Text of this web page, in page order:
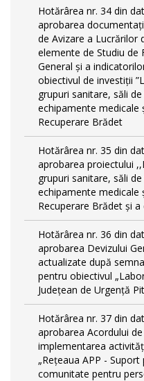
Hotărârea nr. 34 din
aprobarea
de Avizare a Lucrărilor
elemente de Studiu de
General și a
obiectivul de investiții
grupuri sanitare, săli
echipamente medicale
Recuperare Brădet
Hotărârea nr. 35 din
aprobarea proiectului
grupuri sanitare, săli
echipamente medicale
Recuperare Brădet și
Hotărârea nr. 36 din
aprobarea Devizului
actualizate după
pentru obiectivul
Județean de Urgență
Hotărârea nr. 37 din
aprobarea Acordului
implementarea
„Rețeaua APP -
comunitate pentru